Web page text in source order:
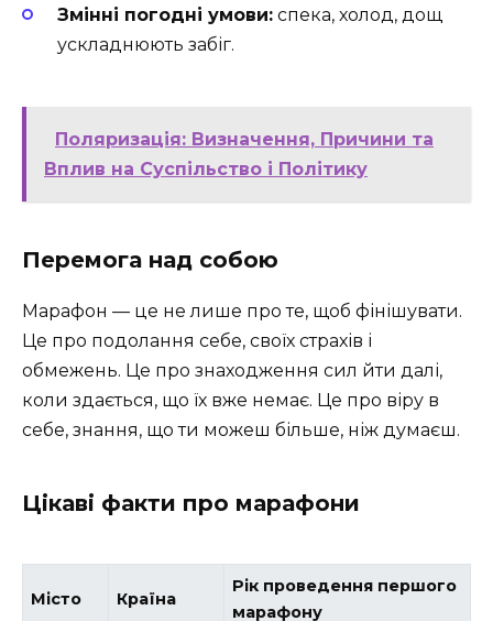
Змінні погодні умови: спека, холод, дощ
ускладнюють забіг.
Поляризація: Визначення, Причини та
Вплив на Суспільство і Політику
Перемога над собою
Марафон — це не лише про те, щоб фінішувати.
Це про подолання себе, своїх страхів і
обмежень. Це про знаходження сил йти далі,
коли здається, що їх вже немає. Це про віру в
себе, знання, що ти можеш більше, ніж думаєш.
Цікаві факти про марафони
Місто Країна
Рік проведення першого
марафону